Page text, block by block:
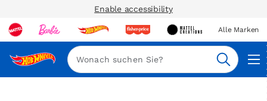
Enable accessibility
Alle Marken
Suche